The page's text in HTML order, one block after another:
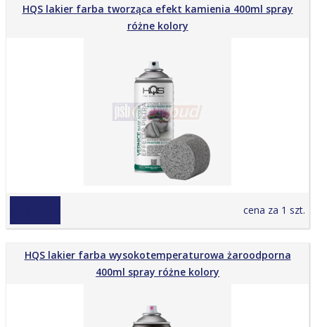
HQS lakier farba tworząca efekt kamienia 400ml spray
różne kolory
cena za 1 szt.
HQS lakier farba wysokotemperaturowa żaroodporna
400ml spray różne kolory